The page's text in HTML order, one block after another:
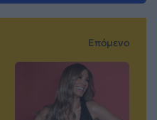
Επόμενο